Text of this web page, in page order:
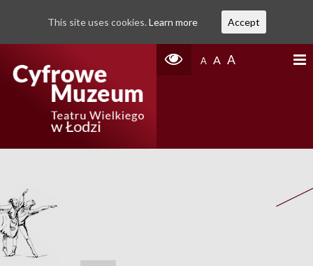
A A A
This site uses cookies. Learn more Accept